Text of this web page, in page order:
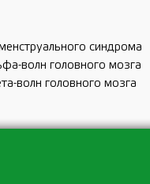
синдрома
волн головного мозга
волн головного мозга